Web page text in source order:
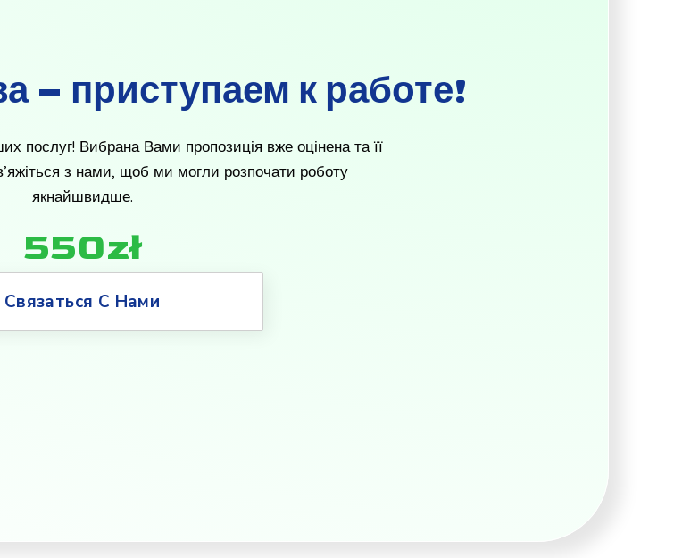
– приступаем к работе!
послуг! Вибрана Вами пропозиція вже оцінена та її
з нами, щоб ми могли розпочати роботу
якнайшвидше.
550zł
Связаться С Нами